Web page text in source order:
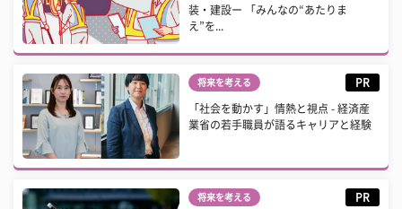
装・建設ー 「みんなの“あたりま
え”を...
将来を考える PR
「社会を動かす」情熱と視点 - 経済産
業省の若手職員が語るキャリアと経験
将来を考える PR